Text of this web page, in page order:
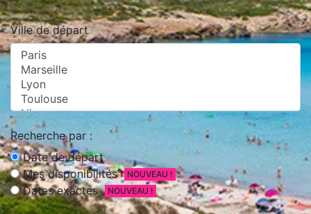
Ville de départ
Recherche par :
Date de départ
Mes disponibilités
NOUVEAU !
Dates exactes NOUVEAU !